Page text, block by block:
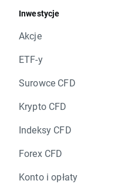
Inwestycje
Akcje
ETF-y
Surowce CFD
Krypto CFD
Indeksy CFD
Forex CFD
Konto i opłaty